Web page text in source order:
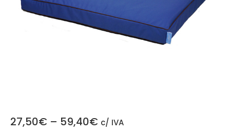
27,50€ – 59,40€ c/ IVA